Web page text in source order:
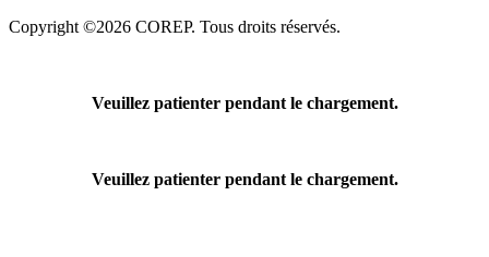
Copyright ©2026 COREP. Tous droits réservés.
Veuillez patienter pendant le chargement.
Veuillez patienter pendant le chargement.